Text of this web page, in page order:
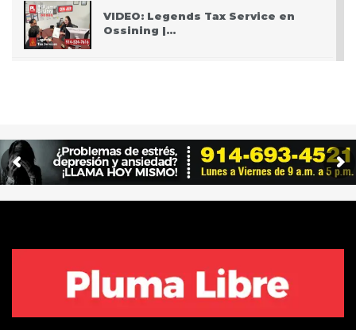
VIDEO: Legends Tax Service en
Ossining |…
VIDEO: Police apprehend three
teen who burglarized…
Yonkers PD Commissioner
encourages Hispanic…